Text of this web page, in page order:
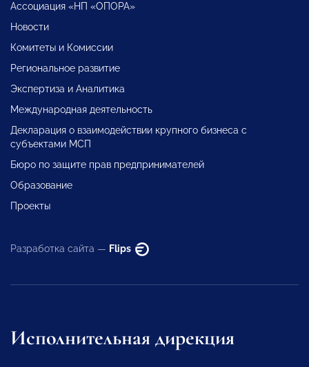
Ассоциация «НП «ОПОРА»
Новости
Комитеты и Комиссии
Региональное развитие
Экспертиза и Аналитика
Международная деятельность
Декларация о взаимодействии крупного бизнеса с
субъектами МСП
Бюро по защите прав предпринимателей
Образование
Проекты
Разработка сайта — Flips
Исполнительная дирекция